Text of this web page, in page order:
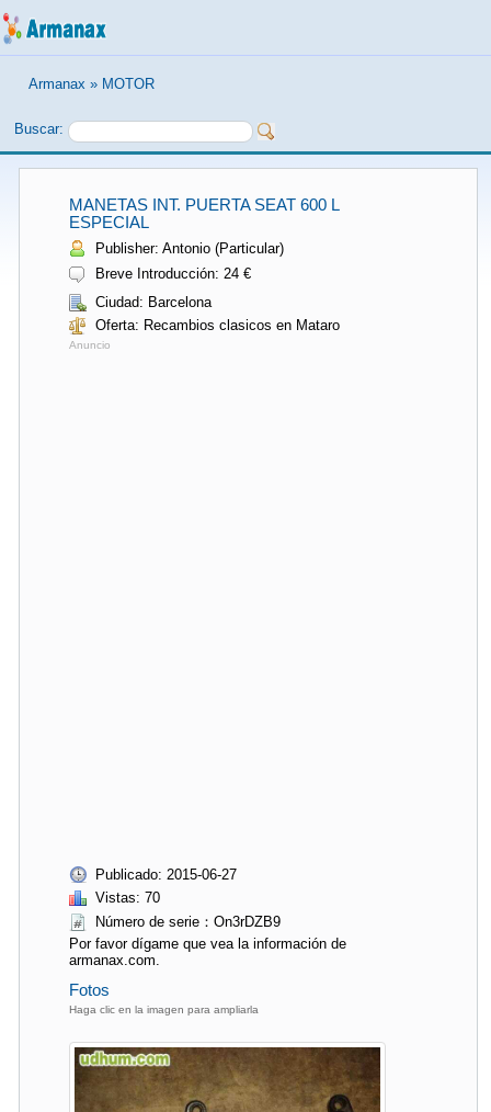
Armanax » MOTOR
Buscar:
MANETAS INT. PUERTA SEAT 600 L
ESPECIAL
Publisher: Antonio (Particular)
Breve Introducción: 24 €
Ciudad: Barcelona
Oferta: Recambios clasicos en Mataro
Anuncio
Publicado: 2015-06-27
Vistas: 70
Número de serie：On3rDZB9
Por favor dígame que vea la información de
armanax.com.
Fotos
Haga clic en la imagen para ampliarla